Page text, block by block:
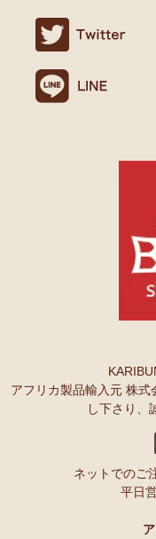
名ごとに2つのカテゴリ
→ 作家名 A―L
→
10/24：
サリーコーナー新入荷
荷！～アフリカの色×こ
カンガ～アフリ
マサイシュカ
マサイ民族のマント 軽
スクエアトート
◇ハイクオリティ◇で仕
10/20：ミニころりんハ
ンゲ◇ハイクオリティ◇
長財布L字ファ
ハイクオリティ◇で仕
天然石ソープス
連絡や包装などもよかっ
Ｏさまより キテンゲ
無事、商品受け取りまし
また、バラカさんのイベ
Ｓさまより あった
どれも素敵な柄で迷いま
ントも考えているので、
上高地の山に行ったとき
ーと思ってネックウォー
Ｏさまより ザンジ
実は、昨年4月にイベン
年明けから使い始め、こ
せていただきました。
友人にもプレゼントした
スパイスが持つ可能性も
Ｓさまより カシュ
こんにちは。昨夜コーヒ
でカリカリとしてロース
アフリカ製品輸入元 株
し下さり、
ネットでのご
平日